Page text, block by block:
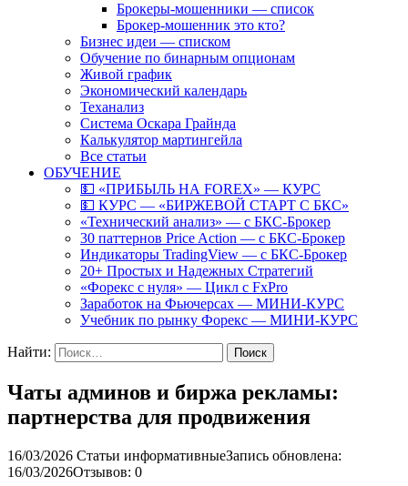
Брокеры-мошенники — список
Брокер-мошенник это кто?
Бизнес идеи — списком
Обучение по бинарным опционам
Живой график
Экономический календарь
Теханализ
Система Оскара Грайнда
Калькулятор мартингейла
Все статьи
ОБУЧЕНИЕ
💵 «ПРИБЫЛЬ НА FOREX» — КУРС
💵 КУРС — «БИРЖЕВОЙ СТАРТ С БКС»
«Технический анализ» — с БКС-Брокер
30 паттернов Price Action — с БКС-Брокер
Индикаторы TradingView — с БКС-Брокер
20+ Простых и Надежных Стратегий
«Форекс с нуля» — Цикл с FxPro
Заработок на Фьючерсах — МИНИ-КУРС
Учебник по рынку Форекс — МИНИ-КУРС
Найти:
Чаты админов и биржа рекламы:
партнерства для продвижения
16/03/2026 Статьи информативныеЗапись обновлена:
16/03/2026Отзывов: 0